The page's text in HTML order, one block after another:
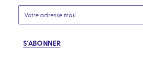
S'ABONNER